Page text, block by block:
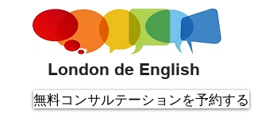
London de English
無料コンサルテーションを予約する